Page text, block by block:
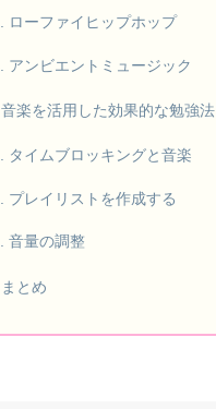
ローファイヒップホップ
アンビエントミュージック
音楽を活用した効果的な勉強法
タイムブロッキングと音楽
プレイリストを作成する
音量の調整
まとめ